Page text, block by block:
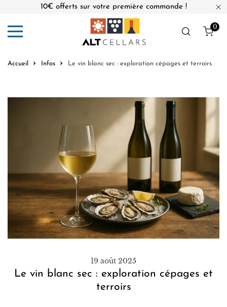
10€ offerts sur votre première commande !
0
Accueil Infos Le vin blanc sec : exploration cépages et terroirs
19 août 2025
Le vin blanc sec : exploration cépages et
terroirs